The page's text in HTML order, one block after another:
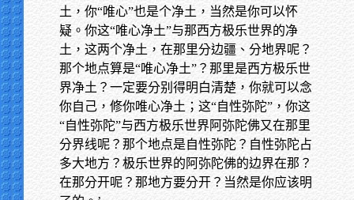
土，你“唯心”也是个净土，当然是你可以怀
疑。你这“唯心净土”与那西方极乐世界的净
土，这两个净土，在那里分边疆、分地界呢？
那个地点算是“唯心净土”？那里是西方极乐世
界净土？一定要分别得明白清楚，你就可以念
你自己，修你唯心净土；这“自性弥陀”，你这
“自性弥陀”与西方极乐世界阿弥陀佛又在那里
分界线呢？那个地点是自性弥陀？自性弥陀占
多大地方？极乐世界的阿弥陀佛的边界在那？
在那分开呢？那地方要分开？当然是你应该明